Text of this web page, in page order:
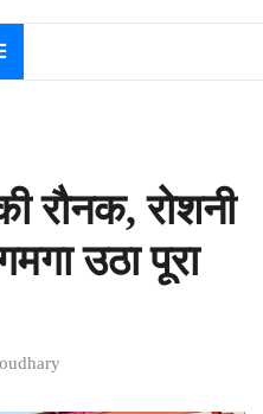
रौनक, रोशनी
उठा पूरा